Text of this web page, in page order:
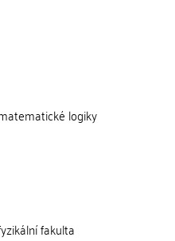
logiky
fakulta